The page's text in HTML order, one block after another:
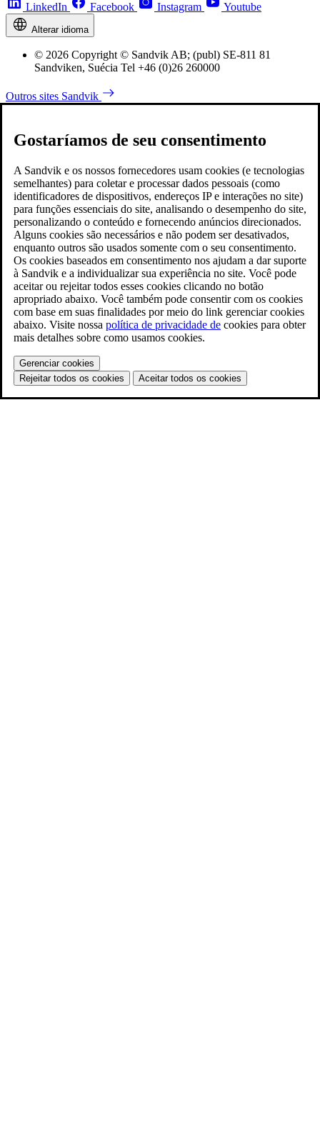
LinkedIn Facebook Instagram Youtube
Alterar idioma
© 2026 Copyright © Sandvik AB; (publ) SE-811 81
Sandviken, Suécia Tel +46 (0)26 260000
Outros sites Sandvik
Gostaríamos de seu consentimento
A Sandvik e os nossos fornecedores usam cookies (e tecnologias
semelhantes) para coletar e processar dados pessoais (como
identificadores de dispositivos, endereços IP e interações no site)
para funções essenciais do site, analisando o desempenho do site,
personalizando o conteúdo e fornecendo anúncios direcionados.
Alguns cookies são necessários e não podem ser desativados,
enquanto outros são usados somente com o seu consentimento.
Os cookies baseados em consentimento nos ajudam a dar suporte
à Sandvik e a individualizar sua experiência no site. Você pode
aceitar ou rejeitar todos esses cookies clicando no botão
apropriado abaixo. Você também pode consentir com os cookies
com base em suas finalidades por meio do link gerenciar cookies
abaixo. Visite nossa política de privacidade de cookies para obter
mais detalhes sobre como usamos cookies.
Gerenciar cookies
Rejeitar todos os cookies
Aceitar todos os cookies